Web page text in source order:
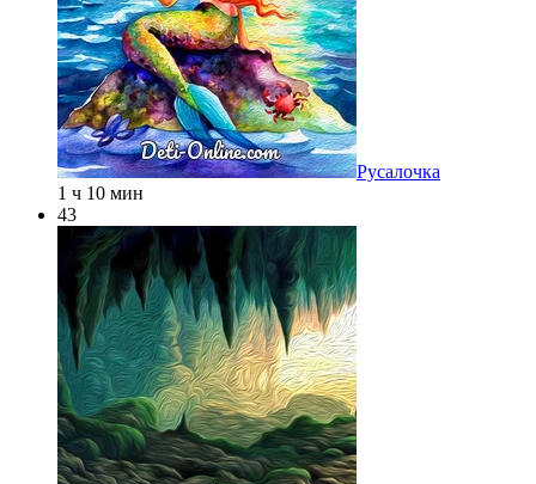
Русалочка
1 ч 10 мин
43